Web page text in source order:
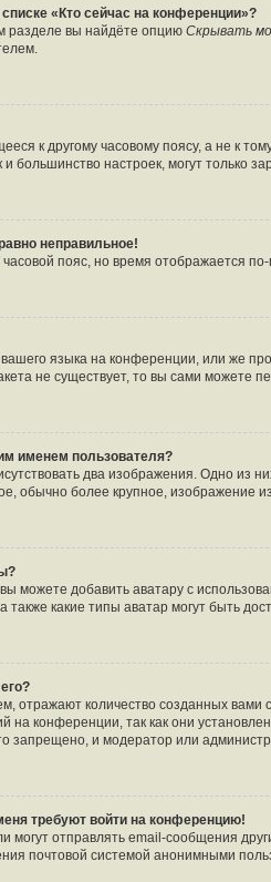
«Кто сейчас на конференции»?
разделе вы найдёте опцию Скрывать
к другому часовому поясу, а не к
и большинство настроек, могут только
неправильное!
пояс, но время отображается
языка на конференции, или же
не существует, то вы сами
именем пользователя?
два изображения. Одно из
обычно более крупное, изображение
можете добавить аватару с
также какие типы аватар могут быть
отражают количество созданных
на конференции, так как они
запрещено, и модератор или
требуют войти на конференцию!
могут отправлять email-сообщения
почтовой системой анонимными